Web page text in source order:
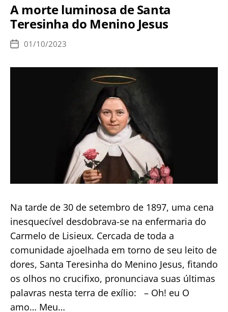
anos
se
da
Sagrada
Eucaristia
A morte luminosa de Santa
Teresinha do Menino Jesus
Data
publicação
01/10/2023
Na tarde de 30 de setembro de 1897, uma cena
inesquecível desdobrava-se na enfermaria do
Carmelo de Lisieux. Cercada de toda a
comunidade ajoelhada em torno de seu leito de
dores, Santa Teresinha do Menino Jesus, fitando
os olhos no crucifixo, pronunciava suas últimas
palavras nesta terra de exílio: – Oh! eu O
amo… Meu…